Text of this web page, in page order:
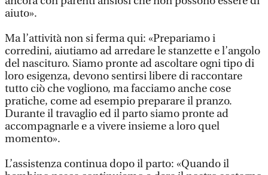
aiuto».
Ma l’attività non si ferma qui: «Prepariamo i
corredini, aiutiamo ad arredare le stanzette e l’angolo
del nascituro. Siamo pronte ad ascoltare ogni tipo di
loro esigenza, devono sentirsi libere di raccontare
tutto ciò che vogliono, ma facciamo anche cose
pratiche, come ad esempio preparare il pranzo.
Durante il travaglio ed il parto siamo pronte ad
accompagnarle e a vivere insieme a loro quel
momento».
L’assistenza continua dopo il parto: «Quando il